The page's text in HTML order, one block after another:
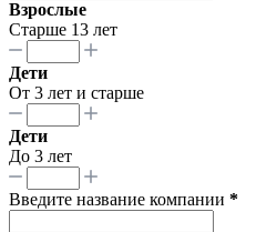
Взрослые
Старше 13 лет
Дети
От 3 лет и старше
Дети
До 3 лет
Введите название компании *